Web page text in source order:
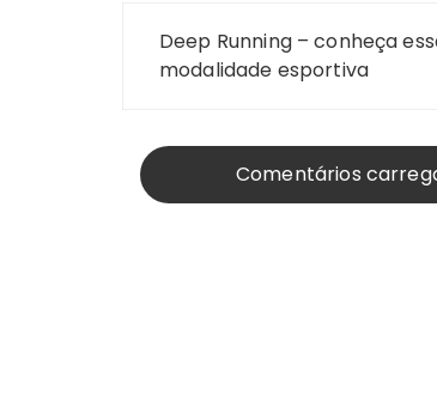
Navegação
deDeep Running – conheça
modalidade esportiva
Comentários